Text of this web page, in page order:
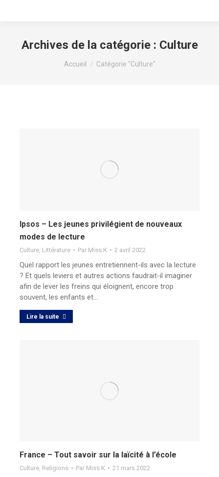
Archives de la catégorie : Culture
Vous êtes ici :
Accueil Catégorie "Culture"
Ipsos – Les jeunes privilégient de nouveaux
modes de lecture
Culture, Littérature Par Miss K 2 avril 2022
Quel rapport les jeunes entretiennent-ils avec la lecture
? Et quels leviers et autres actions faudrait-il imaginer
afin de lever les freins qui éloignent, encore trop
souvent, les enfants et…
Lire la suite
France – Tout savoir sur la laïcité à l’école
Culture, Religions Par Miss K 21 mars 2022